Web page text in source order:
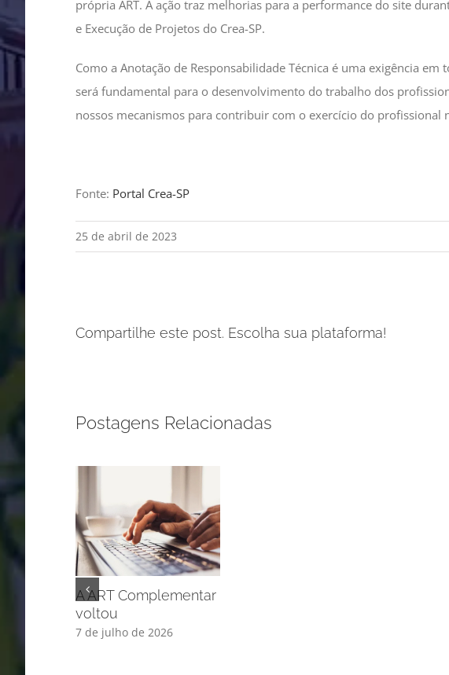
própria ART. A ação traz melhorias para a performance do site
e Execução de Projetos do Crea-SP.
Como a Anotação de Responsabilidade Técnica é uma exigência
será fundamental para o desenvolvimento do trabalho dos
nossos mecanismos para contribuir com o exercício do profissional
Fonte: Portal Crea-SP
25 de abril de 2023
Compartilhe este post. Escolha sua plataforma!
Postagens Relacionadas
A ART Complementar
voltou
7 de julho de 2026